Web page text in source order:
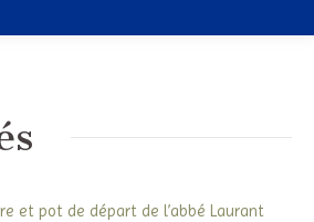
et pot de départ de l’abbé Laurant